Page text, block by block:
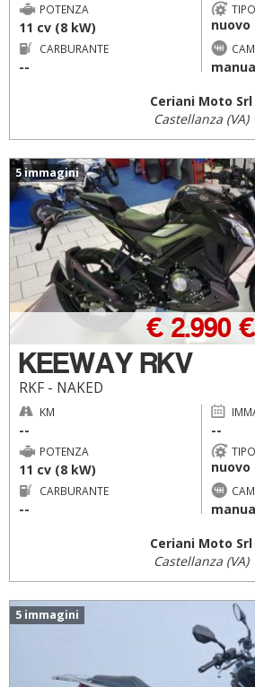
POTENZA
11 cv (8 kW) nuovo
CARBURANTE
--
Ceriani Moto Srl
Castellanza (VA)
5 immagini
KEEWAY RKV
RKF - NAKED
€ 2.990 €
KM
-- --
POTENZA
11 cv (8 kW) nuovo
CARBURANTE
--
Ceriani Moto Srl
Castellanza (VA)
5 immagini